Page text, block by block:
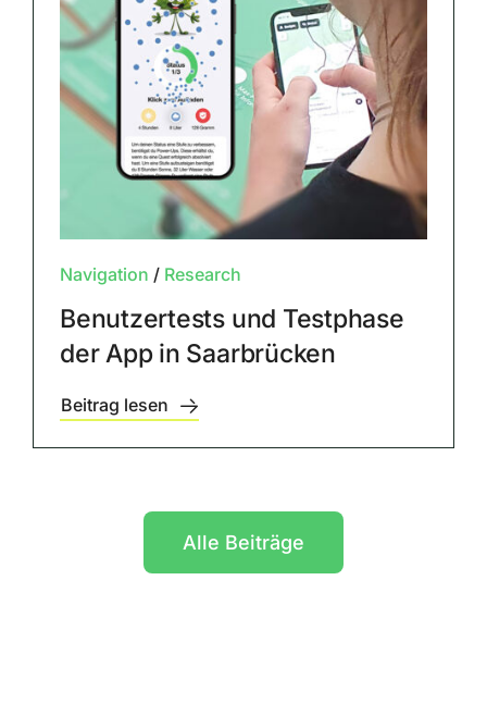
Navigation / Research
Benutzertests und Testphase
der App in Saarbrücken
Beitrag lesen
Alle Beiträge